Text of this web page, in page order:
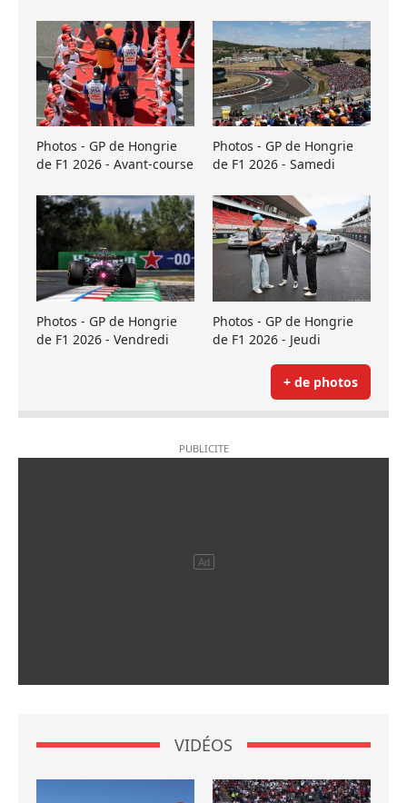
Photos - GP de Hongrie
de F1 2026 - Avant-course
Photos - GP de Hongrie
de F1 2026 - Samedi
Photos - GP de Hongrie
de F1 2026 - Vendredi
Photos - GP de Hongrie
de F1 2026 - Jeudi
+ de photos
VIDÉOS